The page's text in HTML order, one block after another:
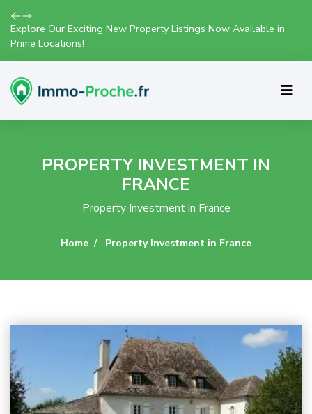
Explore Our Exciting New Property Listings Now Available in
Prime Locations!
PROPERTY INVESTMENT IN
FRANCE
Property Investment in France
Home Property Investment in France